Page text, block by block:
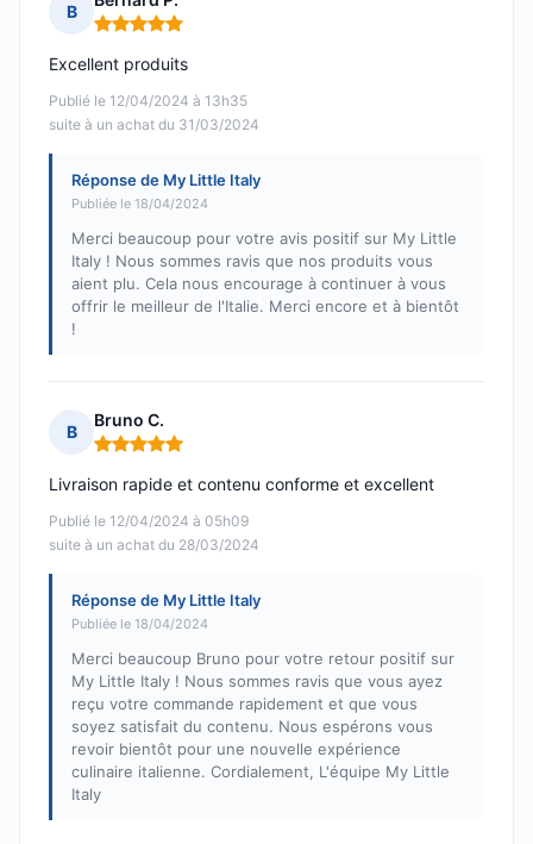
B
Note : 5 sur 5
Publié le 12/04/2024 à 13h35
suite à un achat du 31/03/2024
Excellent produits
Réponse de My Little Italy
Publiée le 18/04/2024
Merci beaucoup pour votre avis positif sur My Little
Italy ! Nous sommes ravis que nos produits vous
aient plu. Cela nous encourage à continuer à vous
offrir le meilleur de l'Italie. Merci encore et à bientôt
!
B
Bruno C.
Note : 5 sur 5
Publié le 12/04/2024 à 05h09
suite à un achat du 28/03/2024
Livraison rapide et contenu conforme et excellent
Réponse de My Little Italy
Publiée le 18/04/2024
Merci beaucoup Bruno pour votre retour positif sur
My Little Italy ! Nous sommes ravis que vous ayez
reçu votre commande rapidement et que vous
soyez satisfait du contenu. Nous espérons vous
revoir bientôt pour une nouvelle expérience
culinaire italienne. Cordialement, L'équipe My Little
Italy